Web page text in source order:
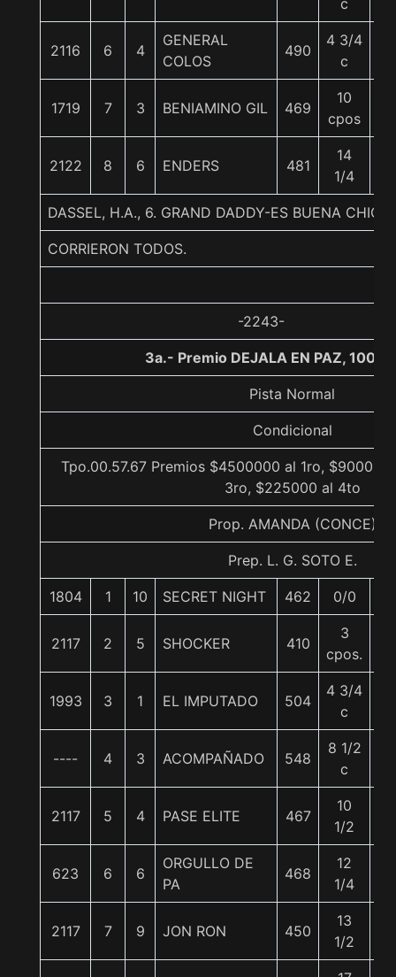
c
2116 6 4
GENERAL
COLOS
490
4 3/4
c
1719 7 3 BENIAMINO GIL 469
10
cpos
2122 8 6 ENDERS 481
14
1/4
DASSEL, H.A., 6. GRAND DADDY-ES BUENA
CORRIERON TODOS.
-2243-
3a.- Premio DEJALA EN PAZ, 1000
Pista Normal
Condicional
Tpo.00.57.67 Premios $4500000 al 1ro,
3ro, $225000 al 4to
Prop. AMANDA (CONCE)
Prep. L. G. SOTO E.
1804 1 10 SECRET NIGHT 462 0/0
2117 2 5 SHOCKER 410
3
cpos.
1993 3 1 EL IMPUTADO 504
4 3/4
c
---- 4 3 ACOMPAÑADO 548
8 1/2
c
2117 5 4 PASE ELITE 467
10
1/2
623 6 6
ORGULLO DE
PA
468
12
1/4
2117 7 9 JON RON 450
13
1/2